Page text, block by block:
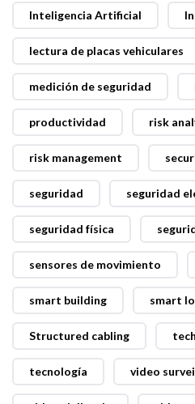
Inteligencia Artificial
lectura de placas vehiculares
medición de seguridad
productividad risk
risk management
seguridad seguridad
seguridad física
sensores de movimiento
smart building smart
Structured cabling
tecnología video